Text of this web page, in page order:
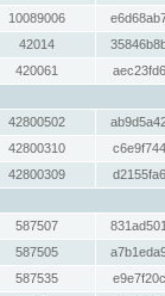
10089006
42014
420061
42800502
42800310
42800309
587507
587505
587535